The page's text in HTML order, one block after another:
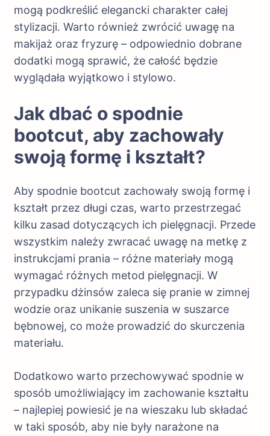
mogą podkreślić elegancki charakter całej
stylizacji. Warto również zwrócić uwagę na
makijaż oraz fryzurę – odpowiednio dobrane
dodatki mogą sprawić, że całość będzie
wyglądała wyjątkowo i stylowo.
Jak dbać o spodnie
bootcut, aby zachowały
swoją formę i kształt?
Aby spodnie bootcut zachowały swoją formę i
kształt przez długi czas, warto przestrzegać
kilku zasad dotyczących ich pielęgnacji. Przede
wszystkim należy zwracać uwagę na metkę z
instrukcjami prania – różne materiały mogą
wymagać różnych metod pielęgnacji. W
przypadku dżinsów zaleca się pranie w zimnej
wodzie oraz unikanie suszenia w suszarce
bębnowej, co może prowadzić do skurczenia
materiału.
Dodatkowo warto przechowywać spodnie w
sposób umożliwiający im zachowanie kształtu
– najlepiej powiesić je na wieszaku lub składać
w taki sposób, aby nie były narażone na